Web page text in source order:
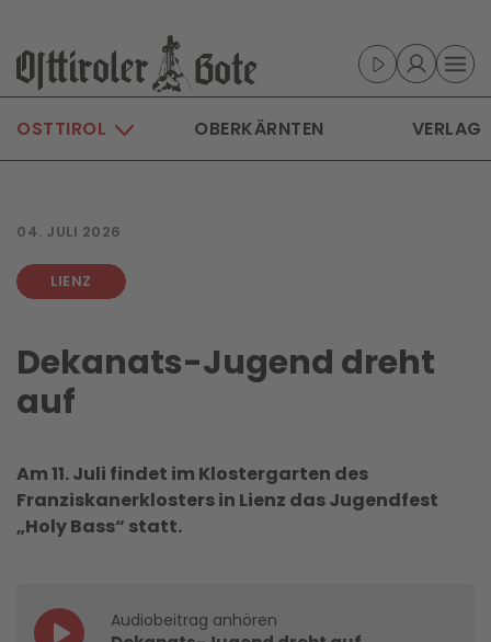
Skip to main content
OSTTIROL OBERKÄRNTEN VERLAG
04. JULI 2026
LIENZ
Dekanats-Jugend dreht
auf
Am 11. Juli findet im Klostergarten des
Franziskanerklosters in Lienz das Jugendfest
„Holy Bass“ statt.
Audiobeitrag anhören